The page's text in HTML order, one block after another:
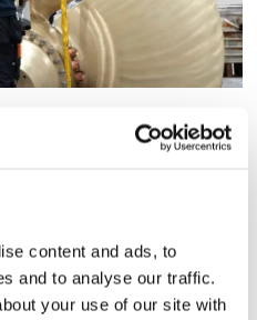
content and ads, to
and to analyse our traffic.
your use of our site with